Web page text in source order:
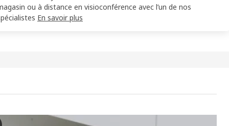
ou à distance en visioconférence avec l’un de nos
En savoir plus
Combinaison rangement tiroirs, brun noir/Selsviken/Stubbarp